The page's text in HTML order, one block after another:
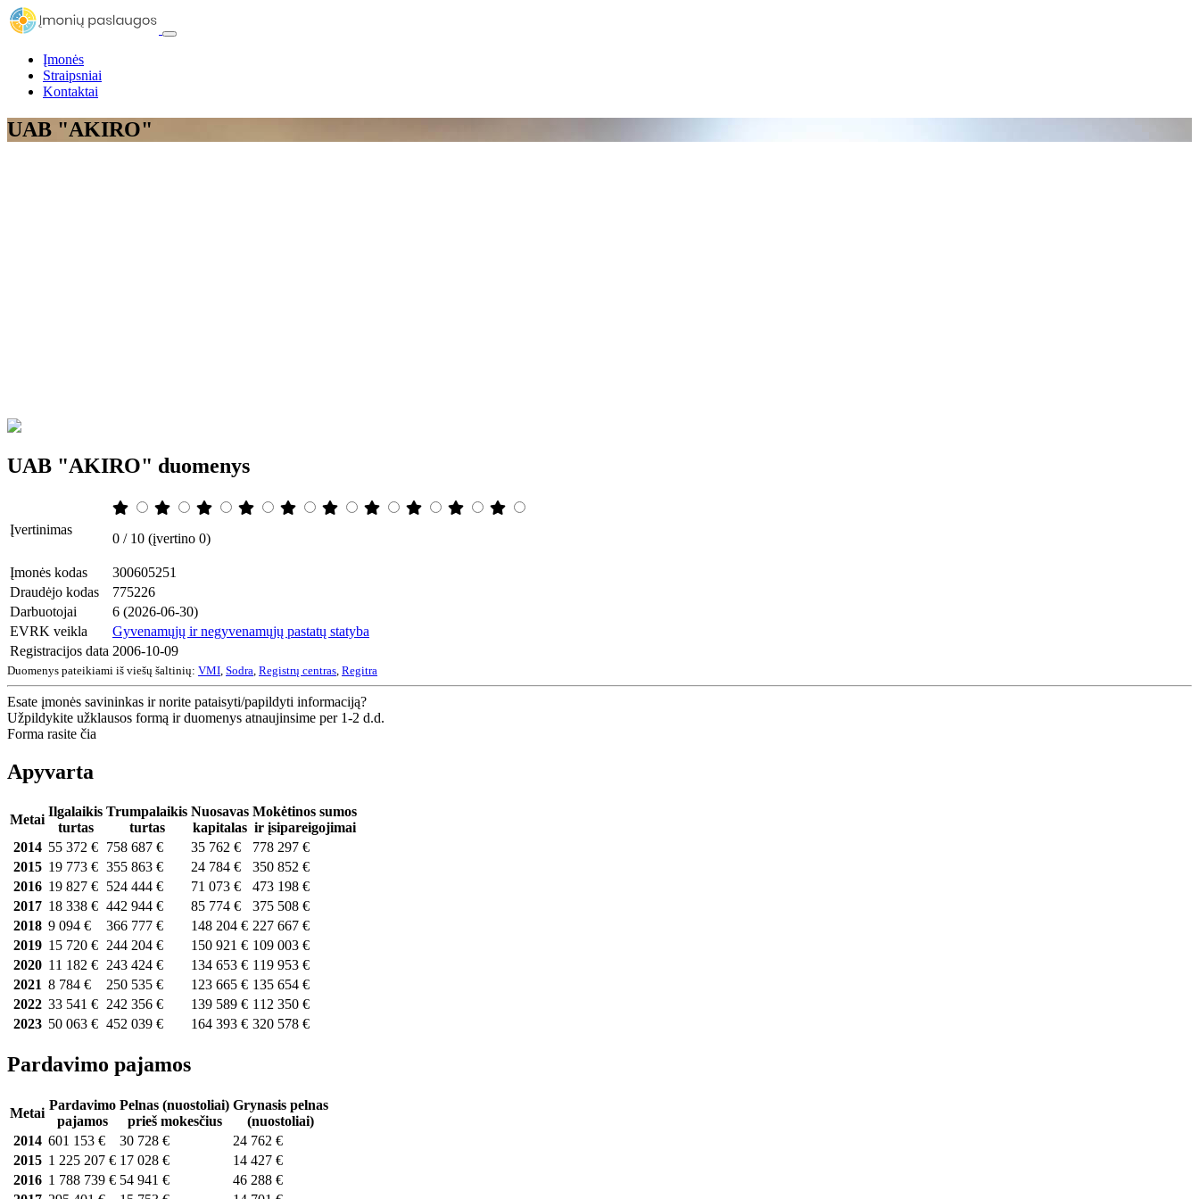
Įmonės
Straipsniai
Kontaktai
UAB "AKIRO"
UAB "AKIRO" duomenys
Įvertinimas
0 / 10 (įvertino 0)
Įmonės kodas
300605251
Draudėjo kodas
775226
Darbuotojai
6 (2026-06-30)
EVRK veikla
Gyvenamųjų ir negyvenamųjų pastatų statyba
Registracijos data 2006-10-09
Duomenys pateikiami iš viešų šaltinių: VMI Sodra Registrų centras Regitra
Esate įmonės savininkas ir norite pataisyti/papildyti informaciją?
Užpildykite užklausos formą ir duomenys atnaujinsime per 1-2 d.d.
Forma rasite čia
Apyvarta
Metai
Ilgalaikis
turtas
Trumpalaikis
turtas
Nuosavas
kapitalas
Mokėtinos sumos
ir įsipareigojimai
2014 55 372 € 758 687 € 35 762 €
778 297 €
2015 19 773 € 355 863 € 24 784 €
350 852 €
2016 19 827 € 524 444 € 71 073 €
473 198 €
2017 18 338 € 442 944 € 85 774 €
375 508 €
2018 9 094 € 366 777 € 148 204 € 227 667 €
2019 15 720 € 244 204 € 150 921 € 109 003 €
2020 11 182 € 243 424 € 134 653 € 119 953 €
2021 8 784 € 250 535 € 123 665 € 135 654 €
2022 33 541 € 242 356 € 139 589 € 112 350 €
2023 50 063 € 452 039 € 164 393 € 320 578 €
Pardavimo pajamos
Metai
Pardavimo
pajamos
Pelnas (nuostoliai)
prieš mokesčius
Grynasis pelnas
(nuostoliai)
2014 601 153 € 30 728 €
24 762 €
2015 1 225 207 € 17 028 €
14 427 €
2016 1 788 739 € 54 941 €
46 288 €